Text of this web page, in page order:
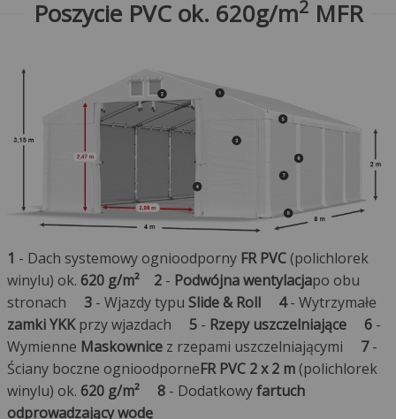
Poszycie PVC ok. 620g/m2MFR
1 - Dach systemowy ognioodporny FR PVC(polichlorek
winylu) ok. 620 g/m² 2- Podwójna wentylacjapo obu
stronach 3- Wjazdy typu Slide & Roll 4- Wytrzymałe
zamki YKKprzy wjazdach 5- Rzepy uszczelniające 6-
Wymienne Maskownicez rzepami uszczelniającymi 7-
Ściany boczne ognioodporneFR PVC 2 x 2 m(polichlorek
winylu) ok. 620 g/m² 8- Dodatkowyfartuch
odprowadzający wodę